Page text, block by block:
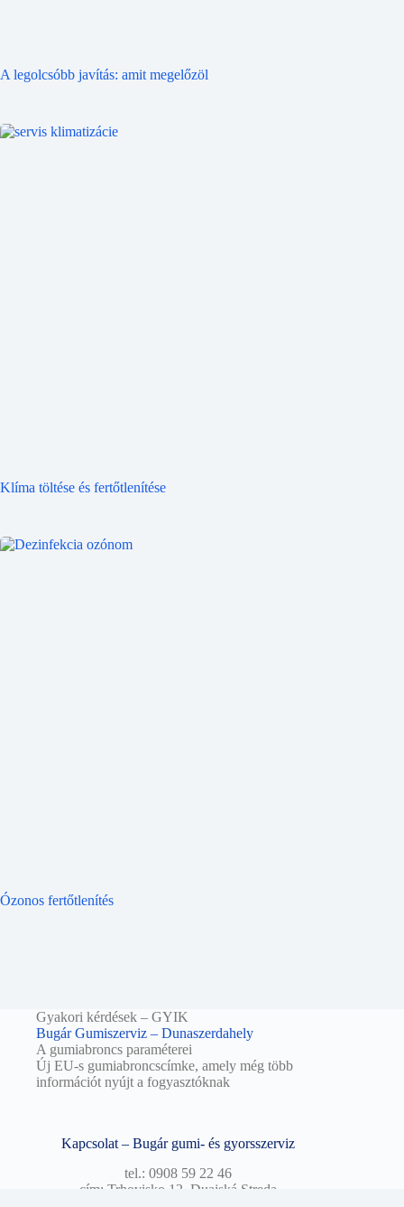
A legolcsóbb javítás: amit megelőzöl
Klíma töltése és fertőtlenítése
Ózonos fertőtlenítés
Gyakori kérdések – GYIK
Bugár Gumiszerviz – Dunaszerdahely
A gumiabroncs paraméterei
Új EU-s gumiabroncscímke, amely még több
információt nyújt a fogyasztóknak
Kapcsolat – Bugár gumi- és gyorsszerviz
tel.: 0908 59 22 46
cím: Trhovisko 12, Duajská Streda